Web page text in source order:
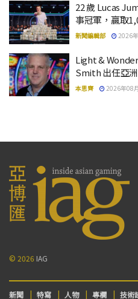
22 歲 Lucas
事冠軍，贏取
新聞編輯部 2026
Light &
Smith 出任亞
本思齊 2026年08
© 2026 IAG
新聞 特寫 人物 專欄 技術